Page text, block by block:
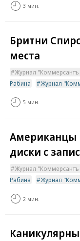
3 мин.
Бритни
места
Журнал "Коммерсантъ
Рабина
Журнал
5 мин.
Aмериканцы
диски с
Журнал "Коммерсантъ
Рабина
Журнал
2 мин.